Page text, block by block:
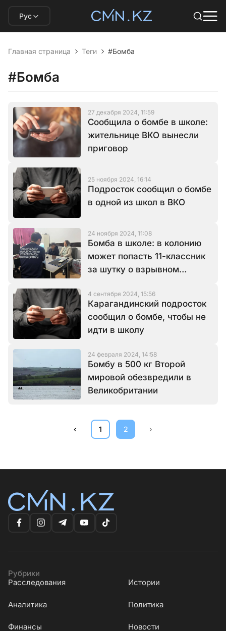
Рус
Главная страница Теги #Бомба
#Бомба
27 декабря 2024, 11:59
Сообщила о бомбе в школе:
жительнице ВКО вынесли
приговор
25 ноября 2024, 16:14
Подросток сообщил о бомбе
в одной из школ в ВКО
24 ноября 2024, 11:08
Бомба в школе: в колонию
может попасть 11-классник
за шутку о взрывном
4 сентября 2024, 15:56
Карагандинский подросток
сообщил о бомбе, чтобы не
идти в школу
24 февраля 2024, 14:58
Бомбу в 500 кг Второй
мировой обезвредили в
Великобритании
‹ 1 2 ›
Рубрики
Расследования
Истории
Аналитика Политика
Финансы Новости